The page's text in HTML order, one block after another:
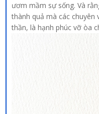
ươm mầm sự sống. Và
thành quả mà các chuyên
thần, là hạnh phúc vỡ òa